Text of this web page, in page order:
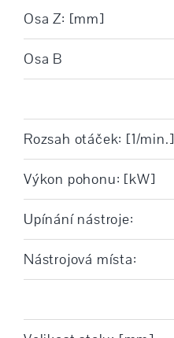
Osa Z: [mm]
Osa B
Rozsah otáček: [1/min.]
Výkon pohonu: [kW]
Upínání nástroje:
Nástrojová místa: